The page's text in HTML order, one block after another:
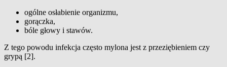
ogólne osłabienie organizmu,
gorączka,
bóle głowy i stawów.
Z tego powodu infekcja często mylona jest z przeziębieniem czy
grypą [2].